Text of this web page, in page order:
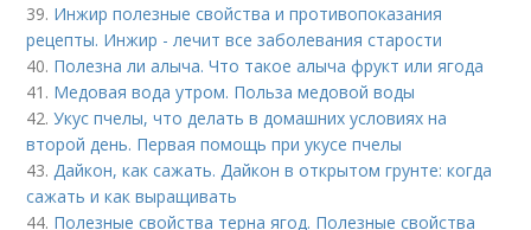
39. Инжир полезные свойства и противопоказания
рецепты. Инжир - лечит все заболевания старости
40. Полезна ли алыча. Что такое алыча фрукт или ягода
41. Медовая вода утром. Польза медовой воды
42.Укус пчелы, что делать в домашних условиях на
второй день. Первая помощь при укусе пчелы
43.Дайкон, как сажать. Дайкон в открытом грунте: когда
сажать и как выращивать
44. Полезные свойства терна ягод. Полезные свойства